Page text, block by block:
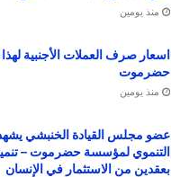
منذ يومين
اسعار صرف العملات الأجنبية لهذا
حضرموت
منذ يومين
عضو مجلس القيادة الخنبشي
التنموي لمؤسسة حضرموت –
بعقدين من الاستثمار في الإنسان